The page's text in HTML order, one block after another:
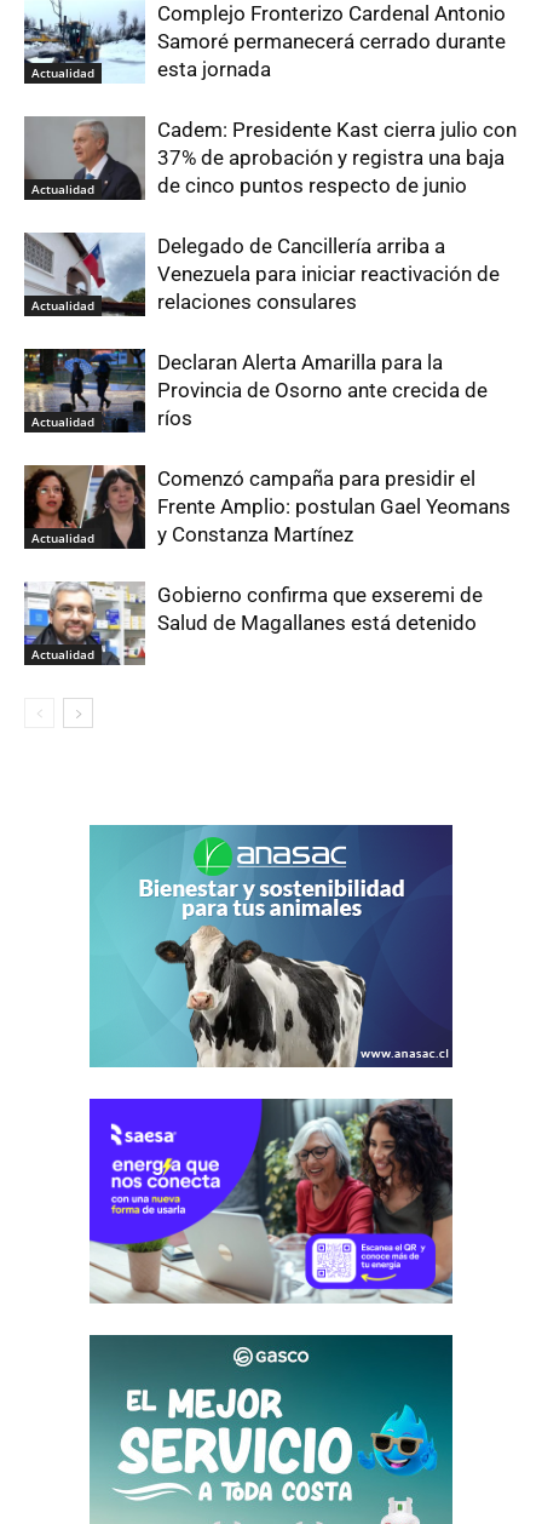
Actualidad
Complejo Fronterizo Cardenal Antonio
Samoré permanecerá cerrado durante
esta jornada
Actualidad
Cadem: Presidente Kast cierra julio con
37% de aprobación y registra una baja
de cinco puntos respecto de junio
Actualidad
Delegado de Cancillería arriba a
Venezuela para iniciar reactivación de
relaciones consulares
Actualidad
Declaran Alerta Amarilla para la
Provincia de Osorno ante crecida de
ríos
Actualidad
Comenzó campaña para presidir el
Frente Amplio: postulan Gael Yeomans
y Constanza Martínez
Actualidad
Gobierno confirma que exseremi de
Salud de Magallanes está detenido